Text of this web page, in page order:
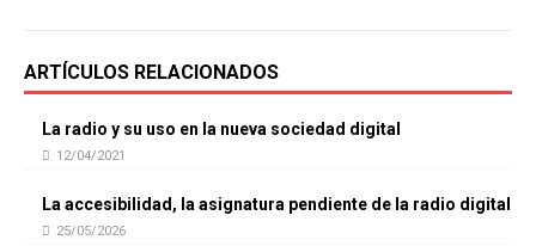
ARTÍCULOS RELACIONADOS
La radio y su uso en la nueva sociedad digital
12/04/2021
La accesibilidad, la asignatura pendiente de la radio digital
25/05/2026